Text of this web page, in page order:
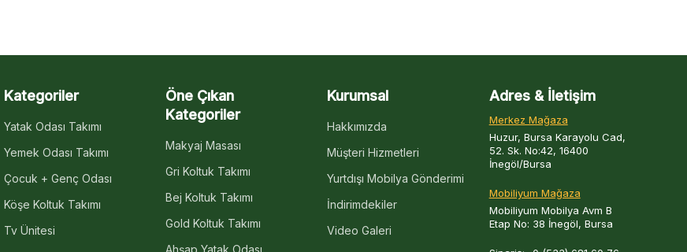
Kategoriler
Yatak Odası Takımı
Yemek Odası Takımı
Çocuk + Genç Odası
Köşe Koltuk Takımı
Tv Ünitesi
Öne Çıkan
Kategoriler
Makyaj Masası
Gri Koltuk Takımı
Bej Koltuk Takımı
Gold Koltuk Takımı
Ahşap Yatak Odası
Kurumsal
Hakkımızda
Müşteri Hizmetleri
Yurtdışı Mobilya Gönderimi
İndirimdekiler
Video Galeri
Adres & İletişim
Merkez Mağaza
Huzur, Bursa Karayolu Cad,
52. Sk. No:42, 16400
İnegöl/Bursa
Mobiliyum Mağaza
Mobiliyum Mobilya Avm B
Etap No: 38 İnegöl, Bursa